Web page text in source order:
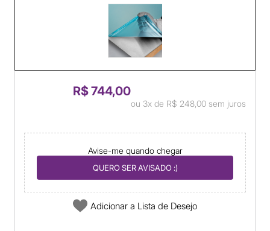
R$ 744,00
ou 3x de R$ 248,00sem juros
Avise-me quando chegar
QUERO SER AVISADO :)
Adicionar a Lista de Desejo